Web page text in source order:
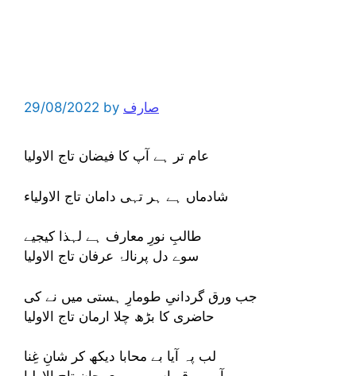
29/08/2022 by صارف
عام تر ہے آپ کا فیضان تاج الاولیا
شادماں ہے ہر تہی دامان تاج الاولیاء
طالبِ نورِ معارف ہے لہذا کیجیے
سوے دل پرنالۂ عرفان تاج الاولیا
جب ورق گردانیِ طومارِ ہستی میں نے کی
حاضری کا بڑھ چلا ارمان تاج الاولیا
لب پہ آیا بے محابا دیکھ کر شانِ غِنا